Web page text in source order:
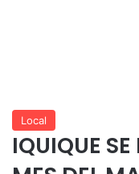
Local
IQUIQUE SE